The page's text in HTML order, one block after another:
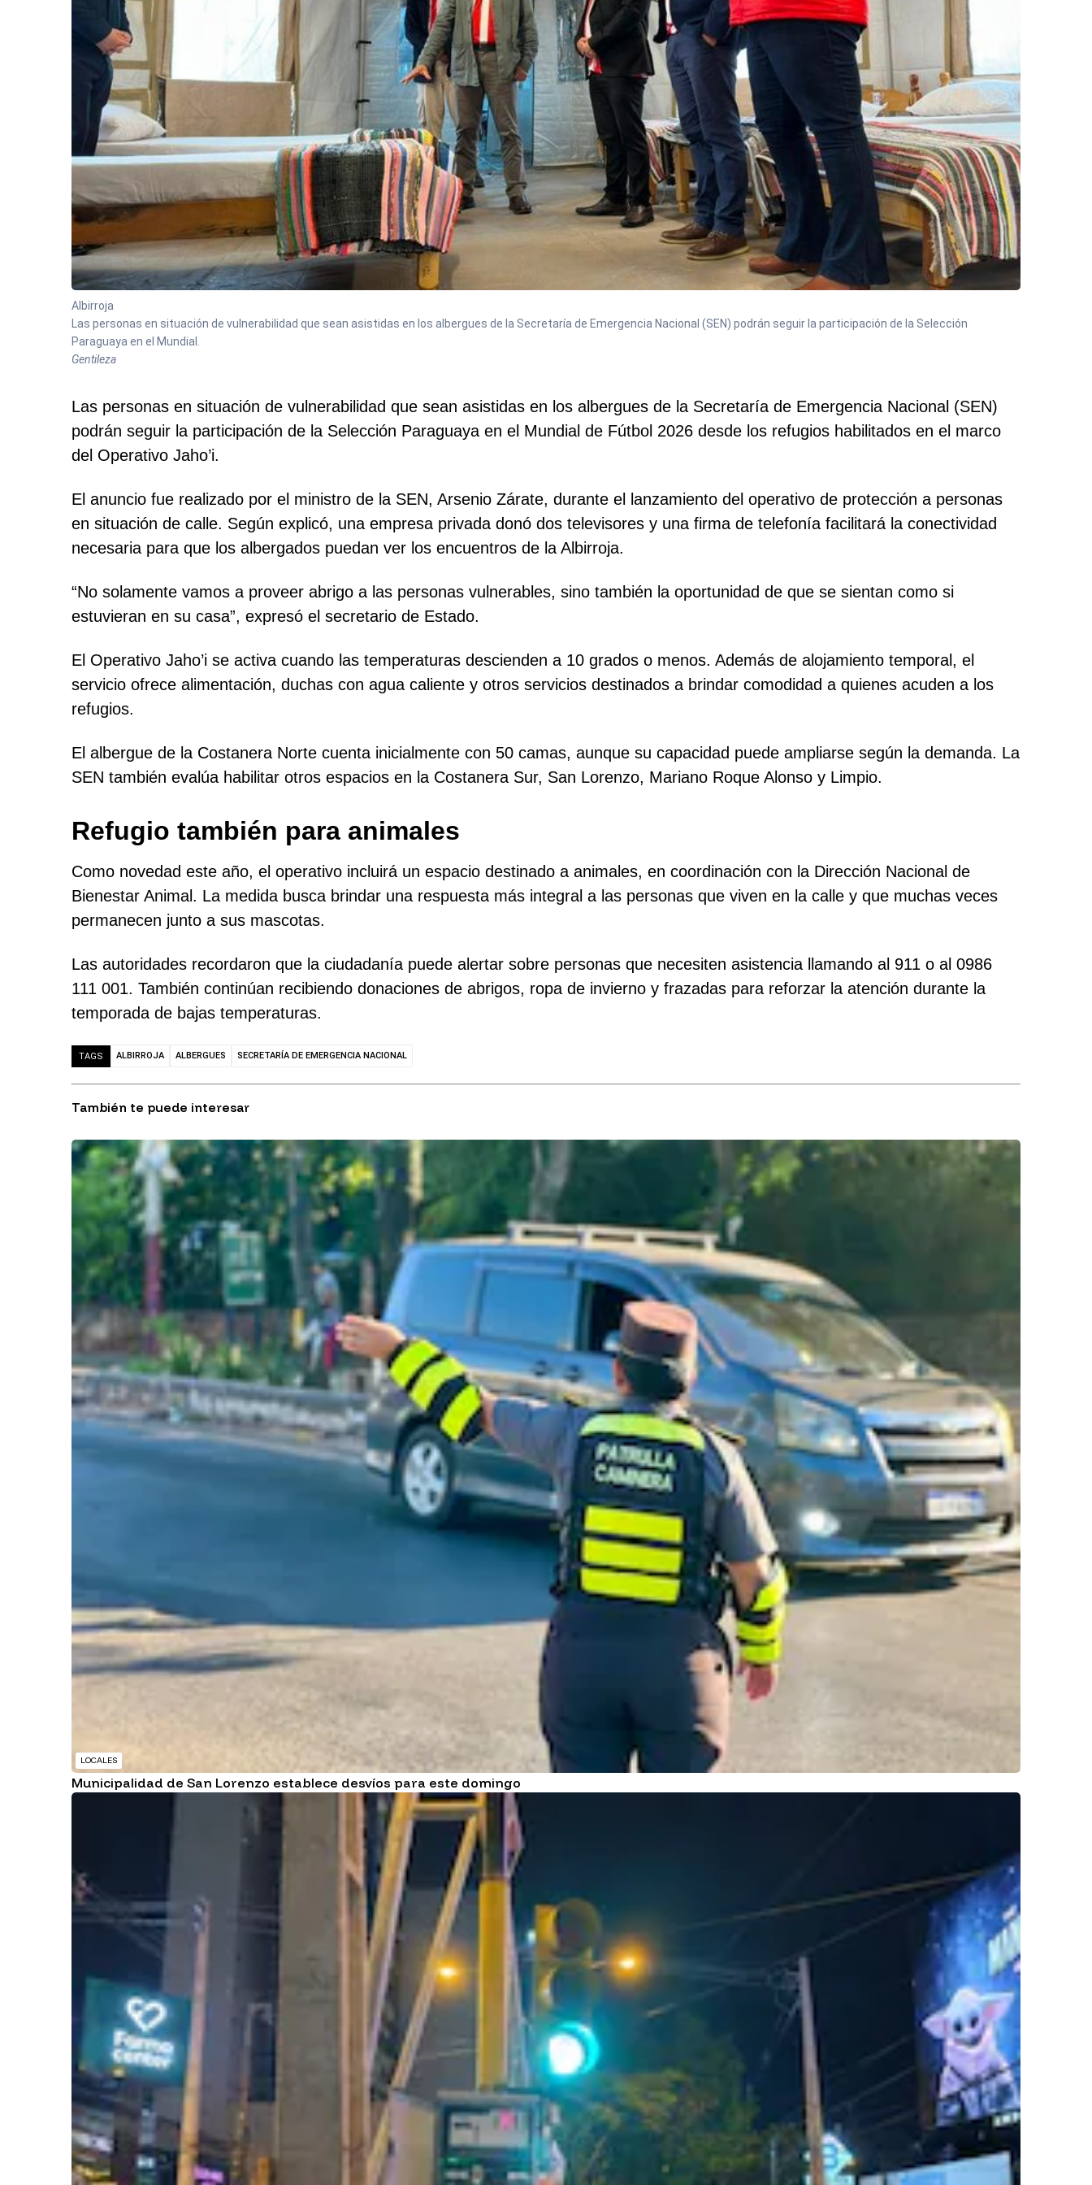
Albirroja
Las personas en situación de vulnerabilidad que sean asistidas en los albergues de la Secretaría de Emergencia Nacional (SEN) podrán seguir la participación de la Selección
Paraguaya en el Mundial.
Gentileza
Las personas en situación de vulnerabilidad que sean asistidas en los albergues de la Secretaría de Emergencia Nacional (SEN)
podrán seguir la participación de la Selección Paraguaya en el Mundial de Fútbol 2026 desde los refugios habilitados en el marco
del Operativo Jaho’i.
El anuncio fue realizado por el ministro de la SEN, Arsenio Zárate, durante el lanzamiento del operativo de protección a personas
en situación de calle. Según explicó, una empresa privada donó dos televisores y una firma de telefonía facilitará la conectividad
necesaria para que los albergados puedan ver los encuentros de la Albirroja.
“No solamente vamos a proveer abrigo a las personas vulnerables, sino también la oportunidad de que se sientan como si
estuvieran en su casa”, expresó el secretario de Estado.
El Operativo Jaho’i se activa cuando las temperaturas descienden a 10 grados o menos. Además de alojamiento temporal, el
servicio ofrece alimentación, duchas con agua caliente y otros servicios destinados a brindar comodidad a quienes acuden a los
refugios.
El albergue de la Costanera Norte cuenta inicialmente con 50 camas, aunque su capacidad puede ampliarse según la demanda. La
SEN también evalúa habilitar otros espacios en la Costanera Sur, San Lorenzo, Mariano Roque Alonso y Limpio.
Refugio también para animales
Como novedad este año, el operativo incluirá un espacio destinado a animales, en coordinación con la Dirección Nacional de
Bienestar Animal. La medida busca brindar una respuesta más integral a las personas que viven en la calle y que muchas veces
permanecen junto a sus mascotas.
Las autoridades recordaron que la ciudadanía puede alertar sobre personas que necesiten asistencia llamando al 911 o al 0986
111 001. También continúan recibiendo donaciones de abrigos, ropa de invierno y frazadas para reforzar la atención durante la
temporada de bajas temperaturas.
TAGS ALBIRROJA ALBERGUES SECRETARÍA DE EMERGENCIA NACIONAL
También te puede interesar
LOCALES
Municipalidad de San Lorenzo establece desvíos para este domingo